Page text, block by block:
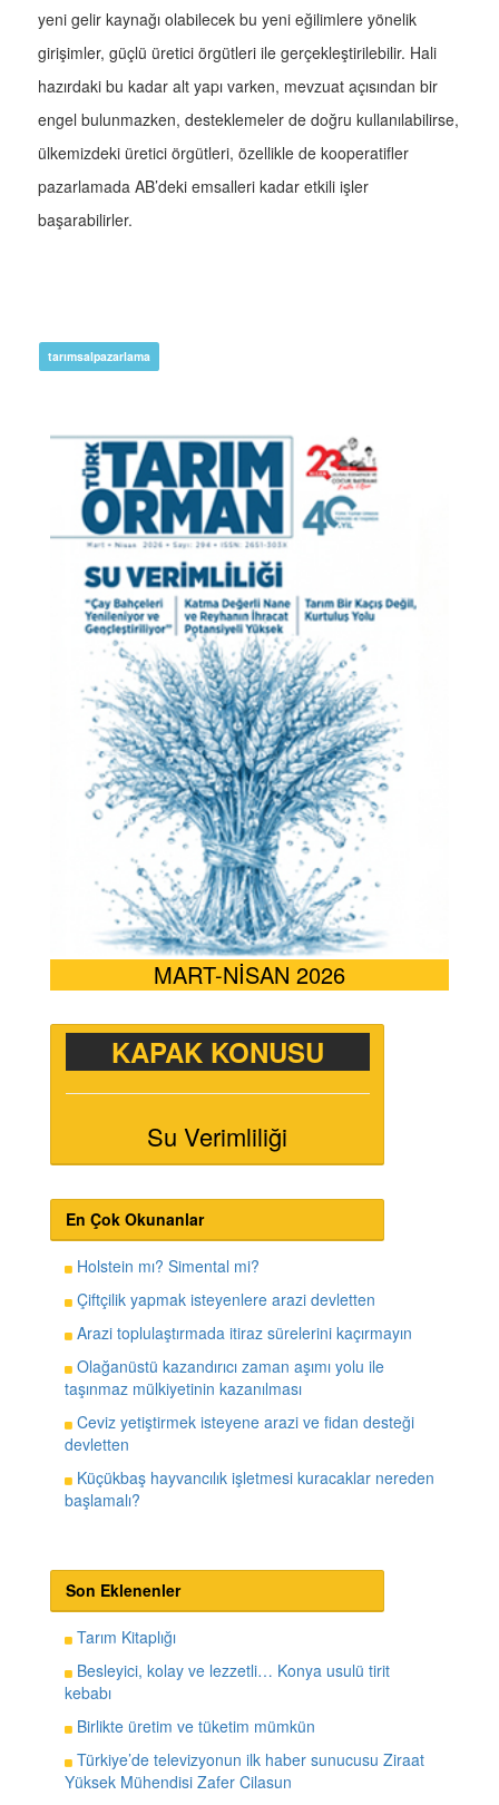
yeni gelir kaynağı olabilecek bu yeni eğilimlere yönelik
girişimler, güçlü üretici örgütleri ile gerçekleştirilebilir. Hali
hazırdaki bu kadar alt yapı varken, mevzuat açısından bir
engel bulunmazken, desteklemeler de doğru kullanılabilirse,
ülkemizdeki üretici örgütleri, özellikle de kooperatifler
pazarlamada AB’deki emsalleri kadar etkili işler
başarabilirler.
tarımsalpazarlama
MART-NİSAN 2026
KAPAK KONUSU
Su Verimliliği
En Çok Okunanlar
Holstein mı? Simental mi?
Çiftçilik yapmak isteyenlere arazi devletten
Arazi toplulaştırmada itiraz sürelerini kaçırmayın
Olağanüstü kazandırıcı zaman aşımı yolu ile
taşınmaz mülkiyetinin kazanılması
Ceviz yetiştirmek isteyene arazi ve fidan desteği
devletten
Küçükbaş hayvancılık işletmesi kuracaklar nereden
başlamalı?
Son Eklenenler
Tarım Kitaplığı
Besleyici, kolay ve lezzetli… Konya usulü tirit
kebabı
Birlikte üretim ve tüketim mümkün
Türkiye’de televizyonun ilk haber sunucusu Ziraat
Yüksek Mühendisi Zafer Cilasun